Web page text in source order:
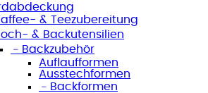
& Teezubereitung
& Backutensilien
﹣ Backzubehör
Auflaufformen
Ausstechformen
﹣ Backformen